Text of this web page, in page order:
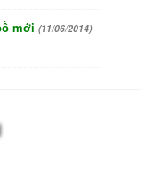
mới (11/06/2014)